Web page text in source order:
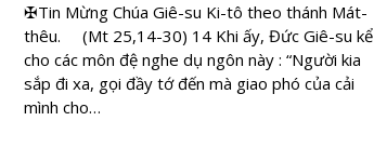
✠Tin Mừng Chúa Giê-su Ki-tô theo thánh Mát-
thêu. (Mt 25,14-30) 14 Khi ấy, Đức Giê-su kể
cho các môn đệ nghe dụ ngôn này : “Người kia
sắp đi xa, gọi đầy tớ đến mà giao phó của cải
mình cho…